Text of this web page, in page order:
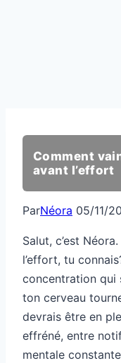
Comment
avant l’effort
ParNéora 05/11/
Salut, c’est
l’effort, tu
concentration qui
ton cerveau
devrais être en
effréné, entre
mentale